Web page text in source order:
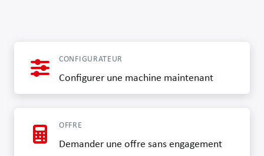
CONFIGURATEUR
Configurer une machine maintenant
OFFRE
Demander une offre sans engagement